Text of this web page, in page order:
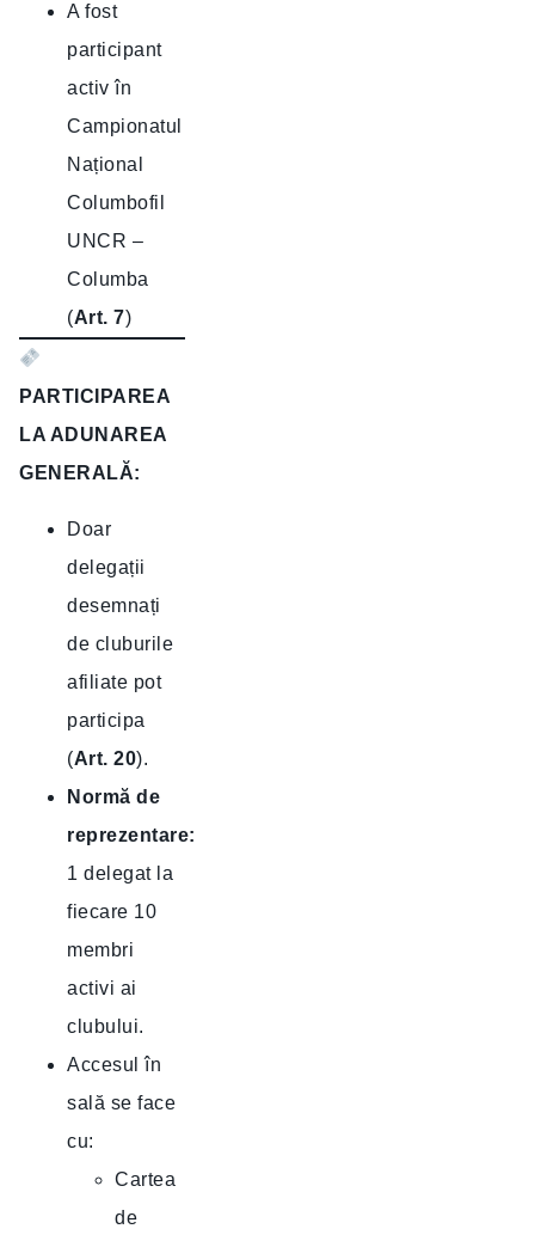
A fost
participant
activ în
Campionatul
Național
Columbofil
UNCR –
Columba
(Art. 7)
PARTICIPAREA
LA ADUNAREA
GENERALĂ:
Doar
delegații
desemnați
de cluburile
afiliate pot
participa
(Art. 20).
Normă de
reprezentare:
1 delegat la
fiecare 10
membri
activi ai
clubului.
Accesul în
sală se face
cu:
Cartea
de